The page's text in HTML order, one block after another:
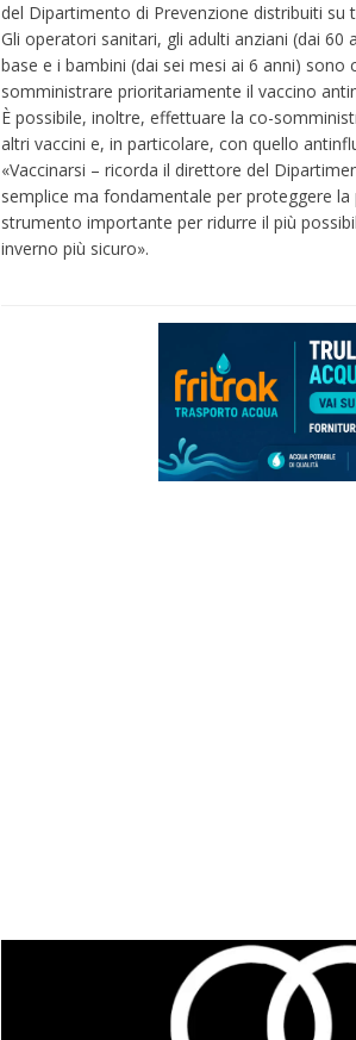
del Dipartimento di Prevenzione distribuiti su
Gli operatori sanitari, gli adulti anziani (dai
base e i bambini (dai sei mesi ai 6 anni)
somministrare prioritariamente il vaccino
È possibile, inoltre, effettuare la co-
altri vaccini e, in particolare, con quello
«Vaccinarsi – ricorda il direttore del
semplice ma fondamentale per proteggere
strumento importante per ridurre il più
inverno più sicuro».